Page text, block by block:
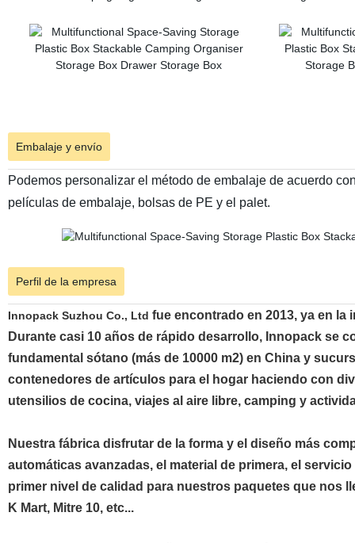
Embalaje y envío
Podemos personalizar el método de embalaje de acuerdo
películas de embalaje, bolsas de PE y el palet.
Perfil de la empresa
Innopack Suzhou Co., Ltd fue encontrado en 2013, ya en
Durante casi 10 años de rápido desarrollo, Innopack se
fundamental sótano (más de 10000 m2) en China y
contenedores de artículos para el hogar haciendo con
utensilios de cocina, viajes al aire libre, camping y
Nuestra fábrica disfrutar de la forma y el diseño más
automáticas avanzadas, el material de primera, el
primer nivel de calidad para nuestros paquetes que nos
K Mart, Mitre 10, etc...